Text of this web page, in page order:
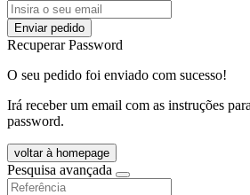
Enviar pedido
Recuperar Password
O seu pedido foi enviado com sucesso!
Irá receber um email com as instruções
password.
voltar à homepage
Pesquisa avançada